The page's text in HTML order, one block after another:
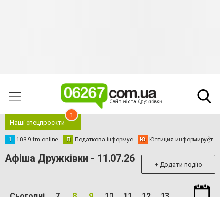
Наші спецпроєкти
1
1 103.9 fm-online П Податкова інформує Ю Юстиция информирует
Афіша Дружківки - 11.07.26 + Додати подію